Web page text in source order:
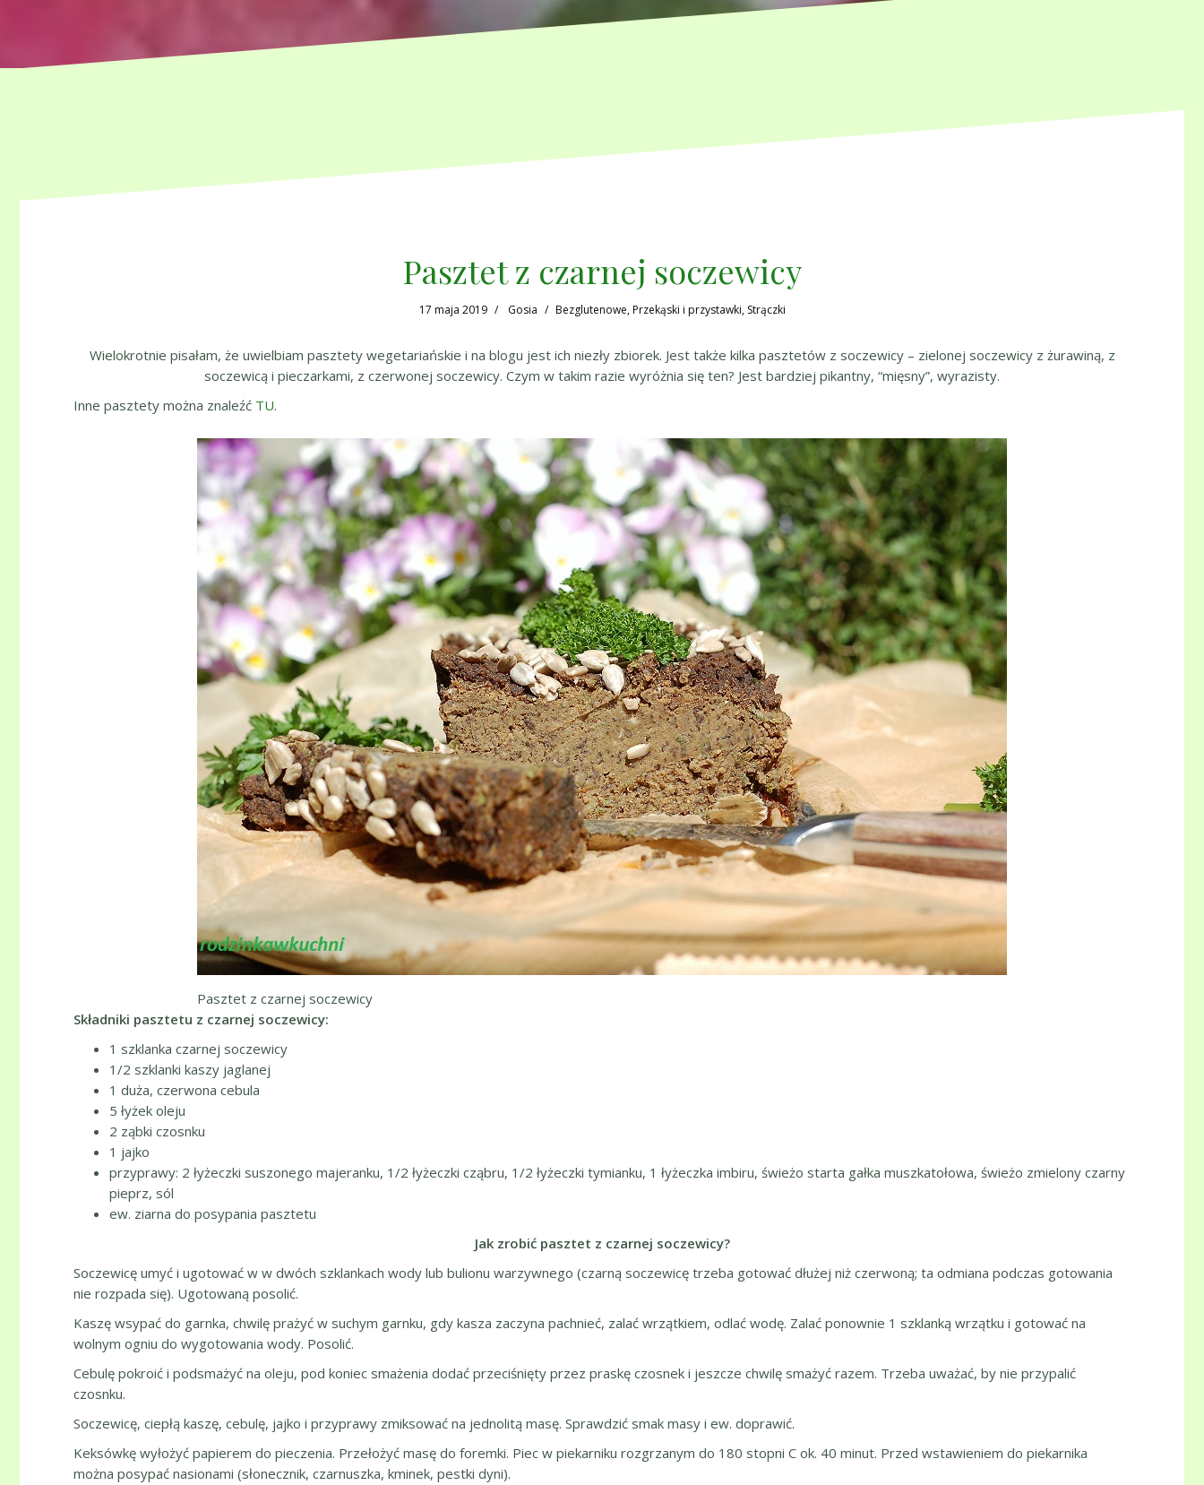
Pasztet z czarnej soczewicy
17 maja 2019 Gosia Bezglutenowe,Przekąski i przystawki, Strączki
Wielokrotnie pisałam, że uwielbiam pasztety wegetariańskie i na blogu jest ich niezły zbiorek. Jest także kilka pasztetów z soczewicy – zielonej soczewicy z żurawiną, z
soczewicą i pieczarkami, z czerwonej soczewicy. Czym w takim razie wyróżnia się ten? Jest bardziej pikantny, “mięsny”, wyrazisty.
Inne pasztety można znaleźć TU.
Pasztet z czarnej soczewicy
Składniki pasztetu z czarnej soczewicy:
1 szklanka czarnej soczewicy
1/2 szklanki kaszy jaglanej
1 duża, czerwona cebula
5 łyżek oleju
2 ząbki czosnku
1 jajko
przyprawy: 2 łyżeczki suszonego majeranku, 1/2 łyżeczki cząbru, 1/2 łyżeczki tymianku, 1 łyżeczka imbiru, świeżo starta gałka muszkatołowa, świeżo zmielony czarny
pieprz, sól
ew. ziarna do posypania pasztetu
Jak zrobić pasztet z czarnej soczewicy?
Soczewicę umyć i ugotować w w dwóch szklankach wody lub bulionu warzywnego (czarną soczewicę trzeba gotować dłużej niż czerwoną; ta odmiana podczas gotowania
nie rozpada się). Ugotowaną posolić.
Kaszę wsypać do garnka, chwilę prażyć w suchym garnku, gdy kasza zaczyna pachnieć, zalać wrzątkiem, odlać wodę. Zalać ponownie 1 szklanką wrzątku i gotować na
wolnym ogniu do wygotowania wody. Posolić.
Cebulę pokroić i podsmażyć na oleju, pod koniec smażenia dodać przeciśnięty przez praskę czosnek i jeszcze chwilę smażyć razem. Trzeba uważać, by nie przypalić
czosnku.
Soczewicę, ciepłą kaszę, cebulę, jajko i przyprawy zmiksować na jednolitą masę. Sprawdzić smak masy i ew. doprawić.
Keksówkę wyłożyć papierem do pieczenia. Przełożyć masę do foremki. Piec w piekarniku rozgrzanym do 180 stopni C ok. 40 minut. Przed wstawieniem do piekarnika
można posypać nasionami (słonecznik, czarnuszka, kminek, pestki dyni).